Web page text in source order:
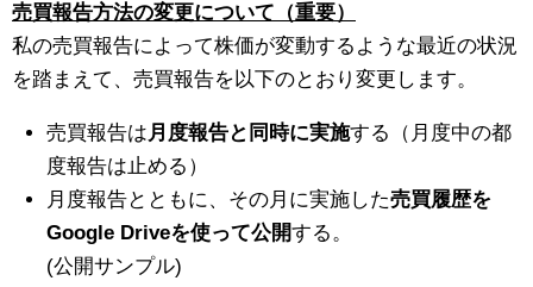
売買報告方法の変更について（重要）
私の売買報告によって株価が変動するような最近の状況
を踏まえて、売買報告を以下のとおり変更します。
売買報告は月度報告と同時に実施する（月度中の都
度報告は止める）
月度報告とともに、その月に実施した売買履歴を
Google Driveを使って公開する。
(公開サンプル)